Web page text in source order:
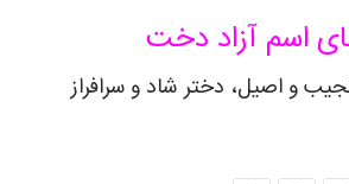
اسم آزاد دخت
و اصیل، دختر شاد و سرافراز